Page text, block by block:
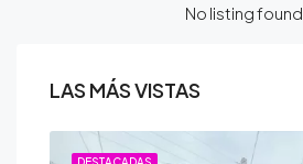
No listing found.
LAS MÁS VISTAS